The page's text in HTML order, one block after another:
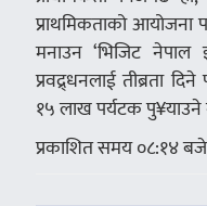
प्राथमिकताको आयोजना
मनाउन ‘भिजिट नेपाल
प्रवद्र्धनलाई तीब्रता
१५ लाख पर्यटक पु¥याउने
प्रकाशित समय ०८:१४ बजे